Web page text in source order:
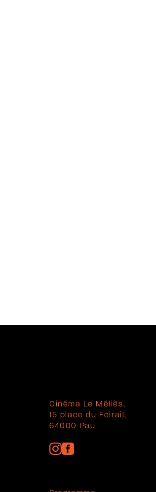
Cinéma Le Méliès,
15 place du Foirail,
64000 Pau